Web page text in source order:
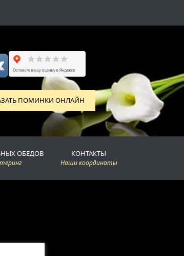
ПОМИНКИ ОНЛАЙН
ОБЕДОВ КОНТАКТЫ
Наши координаты